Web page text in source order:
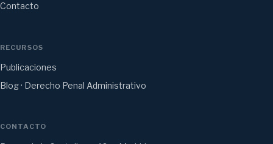
Contacto
RECURSOS
Publicaciones
Blog · Derecho Penal Administrativo
CONTACTO